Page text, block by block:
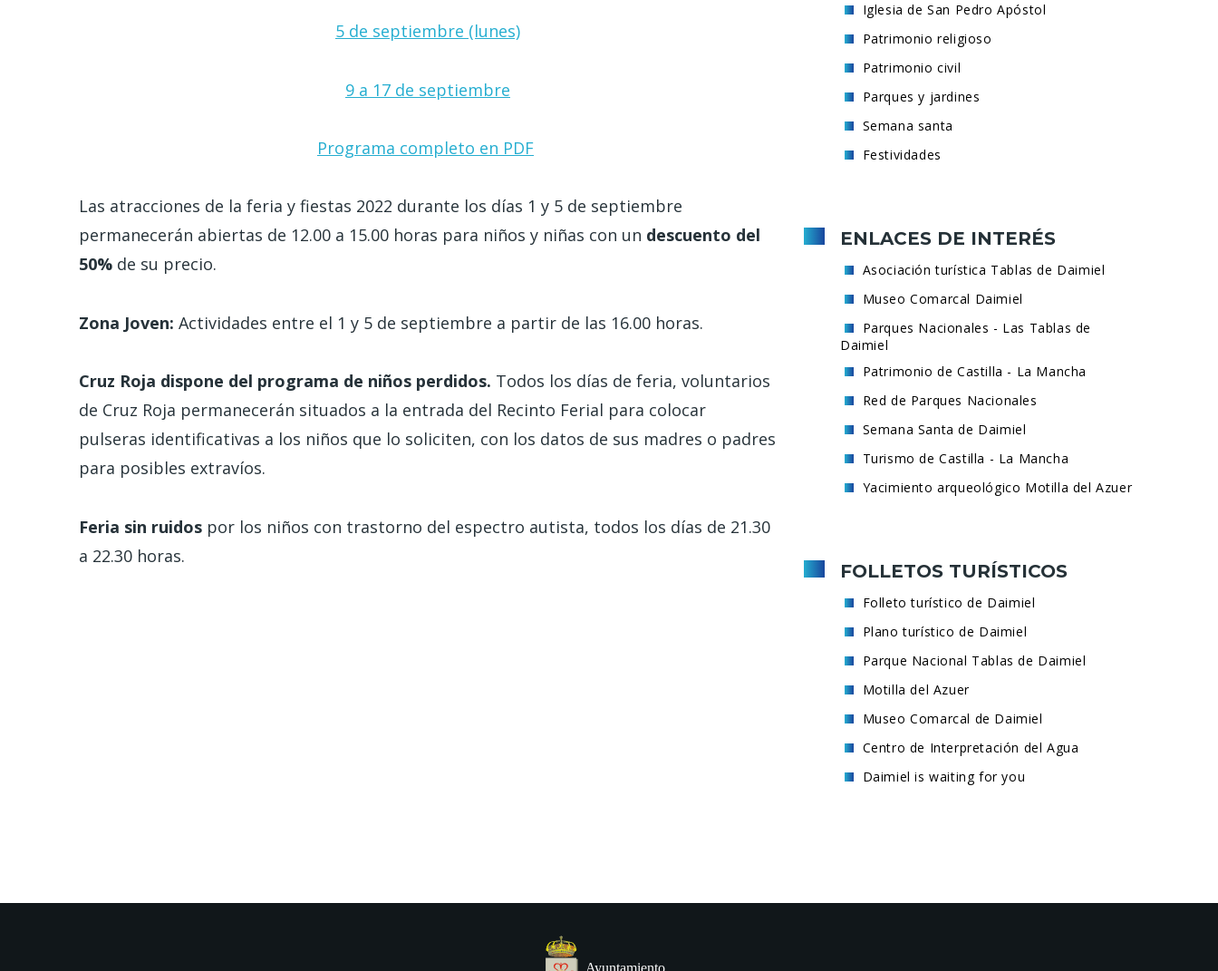
5 de septiembre (lunes)
9 a 17 de septiembre
Programa completo en PDF
Las atracciones de la feria y fiestas 2022 durante los días 1 y 5 de septiembre
permanecerán abiertas de 12.00 a 15.00 horas para niños y niñas con un descuento del
50% de su precio.
Zona Joven: Actividades entre el 1 y 5 de septiembre a partir de las 16.00 horas.
Cruz Roja dispone del programa de niños perdidos. Todos los días de feria, voluntarios
de Cruz Roja permanecerán situados a la entrada del Recinto Ferial para colocar
pulseras identificativas a los niños que lo soliciten, con los datos de sus madres o padres
para posibles extravíos.
Feria sin ruidos por los niños con trastorno del espectro autista, todos los días de 21.30
a 22.30 horas.
Iglesia de San Pedro Apóstol
Patrimonio religioso
Patrimonio civil
Parques y jardines
Semana santa
Festividades
ENLACES DE INTERÉS
Asociación turística Tablas de Daimiel
Museo Comarcal Daimiel
Parques Nacionales - Las Tablas de
Daimiel
Patrimonio de Castilla - La Mancha
Red de Parques Nacionales
Semana Santa de Daimiel
Turismo de Castilla - La Mancha
Yacimiento arqueológico Motilla del Azuer
FOLLETOS TURÍSTICOS
Folleto turístico de Daimiel
Plano turístico de Daimiel
Parque Nacional Tablas de Daimiel
Motilla del Azuer
Museo Comarcal de Daimiel
Centro de Interpretación del Agua
Daimiel is waiting for you